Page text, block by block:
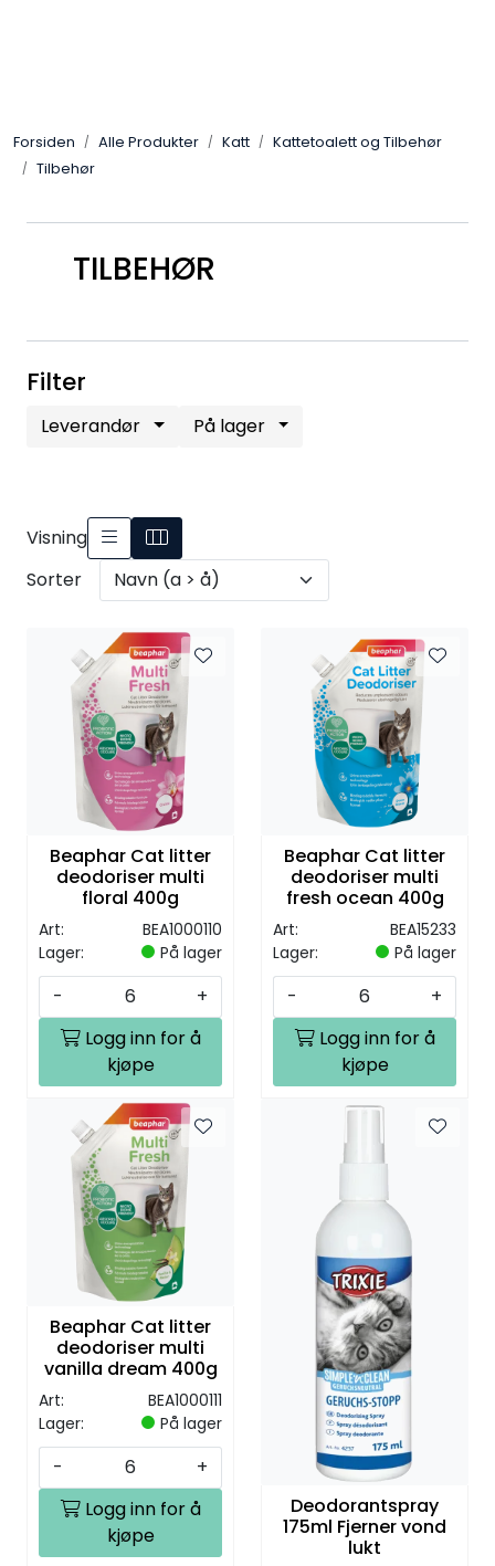
Forsiden Alle Produkter Katt
Kattetoalett og Tilbehør
Tilbehør
TILBEHØR
Filter
Leverandør På lager
Visning
Sorter
Beaphar Cat litter
deodoriser multi
floral 400g
Art:
BEA1000110
Lager:
På lager
-
+
Logg inn for å
kjøpe
Beaphar Cat litter
deodoriser multi
fresh ocean 400g
Art:
BEA15233
Lager:
På lager
-
+
Logg inn for å
kjøpe
Beaphar Cat litter
deodoriser multi
vanilla dream 400g
Art:
BEA1000111
Lager:
På lager
-
+
Logg inn for å
kjøpe
Deodorantspray
175ml Fjerner vond
lukt
Leverandører
Hunter
Forhandlersøk